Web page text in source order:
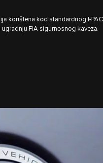
korištena kod standardnog
FIA sigurnosnog kaveza.